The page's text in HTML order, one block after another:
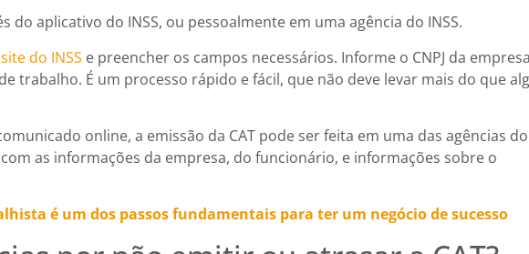
do aplicativo do INSS, ou pessoalmente em uma agência do INSS.
site do INSS e preencher os campos necessários. Informe o CNPJ da
trabalho. É um processo rápido e fácil, que não deve levar mais do que
online, a emissão da CAT pode ser feita em uma das agências do
as informações da empresa, do funcionário, e informações sobre o
é um dos passos fundamentais para ter um negócio de sucesso